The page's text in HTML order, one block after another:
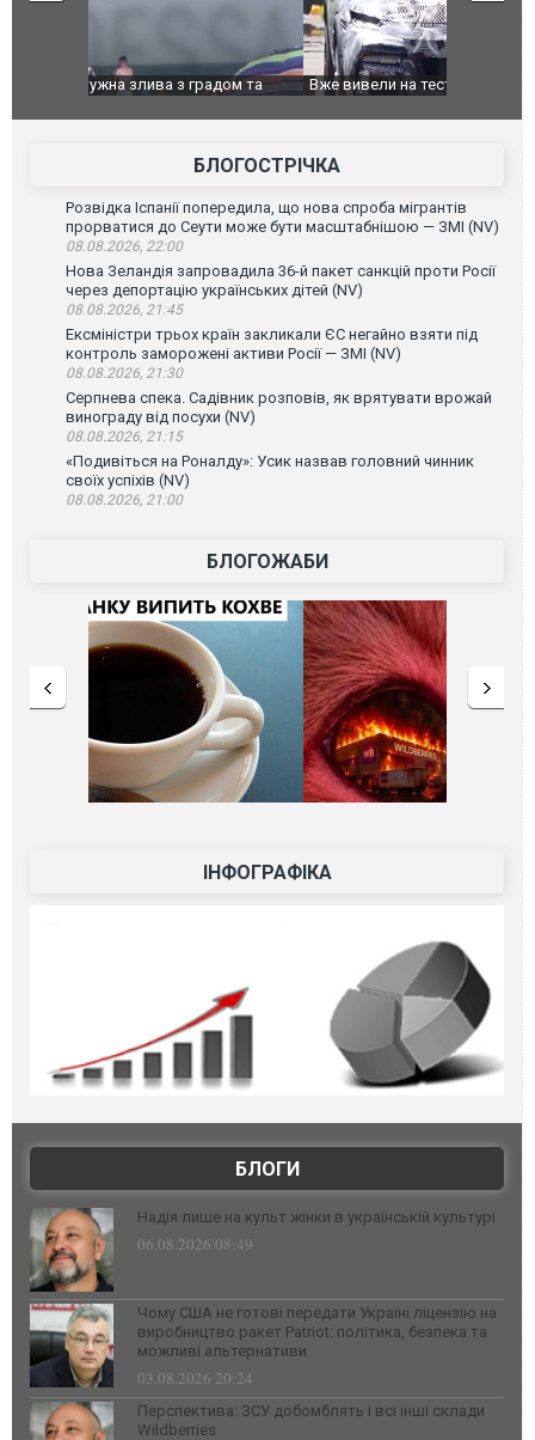
Вже вивели на тести: Ferrari готує оновлення
Вийшов
фільму
БЛОГОСТРІЧКА
Розвідка Іспанії попередила, що нова спроба мігрантів
прорватися до Сеути може бути масштабнішою — ЗМІ (NV)
08.08.2026, 22:00
Нова Зеландія запровадила 36-й пакет санкцій проти Росії
через депортацію українських дітей (NV)
08.08.2026, 21:45
Ексміністри трьох країн закликали ЄС негайно взяти під
контроль заморожені активи Росії — ЗМІ (NV)
08.08.2026, 21:30
Серпнева спека. Садівник розповів, як врятувати врожай
винограду від посухи (NV)
08.08.2026, 21:15
«Подивіться на Роналду»: Усик назвав головний чинник
своїх успіхів (NV)
08.08.2026, 21:00
БЛОГОЖАБИ
ІНФОГРАФІКА
БЛОГИ
Надія лише на культ жінки в українській культурі
06.08.2026 08:49
Чому США не готові передати Україні ліцензію на
виробництво ракет Patriot: політика, безпека та
можливі альтернативи
03.08.2026 20:24
Перспектива: ЗСУ добомблять і всі інші склади
Wildberries